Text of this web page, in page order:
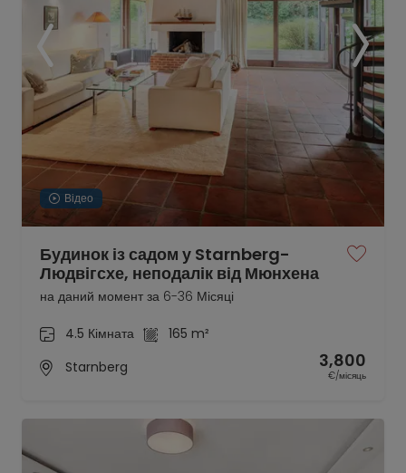
Відео
Будинок із садом у Starnberg-
Людвігсхе, неподалік від Мюнхена
на даний момент за 6-36 Місяці
4.5 Кімната
165 m²
Starnberg
3,800
€/місяць